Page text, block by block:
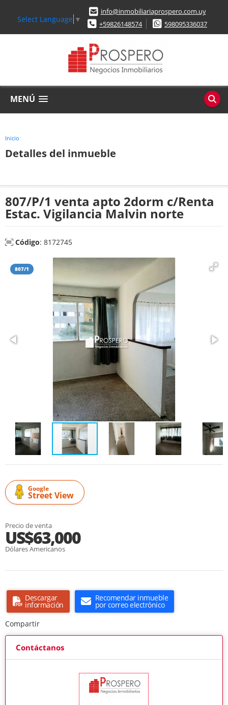
Select Language ▼
info@inmobiliariaprospero.com.uy
+59826148574
598095336037
MENÚ
Inicio
Detalles del inmueble
807/P/1 venta apto 2dorm c/Renta
Estac. Vigilancia Malvin norte
Código: 8172745
807/1
Google
Street View
Precio de venta
US$63,000
Dólares Americanos
Descargar
información
Recomendar inmueble
por correo electrónico
Compartir
Contáctanos